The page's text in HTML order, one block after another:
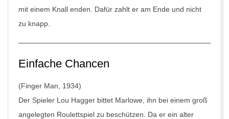
mit einem Knall enden. Dafür zahlt er am Ende und nicht
zu knapp.
Einfache Chancen
(Finger Man, 1934)
Der Spieler Lou Hagger bittet Marlowe, ihn bei einem groß
angelegten Roulettspiel zu beschützen. Da er ein alter